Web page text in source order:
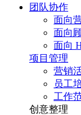
团队协作
面向
面向
面向
项目管理
营销
员工
工作
创意整理